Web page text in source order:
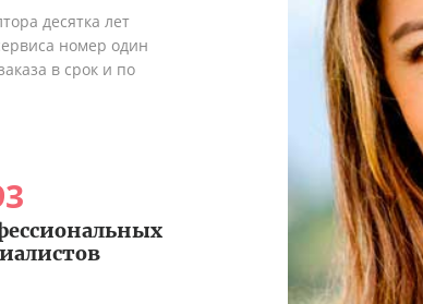
десятка лет
номер один
в срок и по